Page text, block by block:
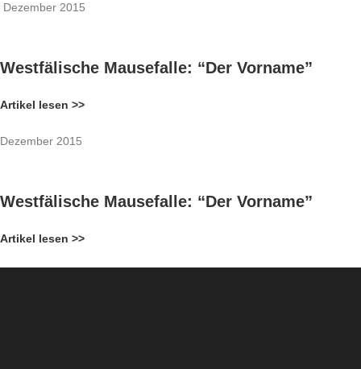
Dezember 2015
Westfälische Mausefalle: “Der Vorname”
Artikel lesen >>
Dezember 2015
Westfälische Mausefalle: “Der Vorname”
Artikel lesen >>